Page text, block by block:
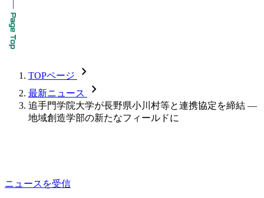
TOPページ chevron_forward
最新ニュース chevron_forward
追手門学院大学が長野県小川村等と連携協定を締結 —
地域創造学部の新たなフィールドに
ニュースを受信